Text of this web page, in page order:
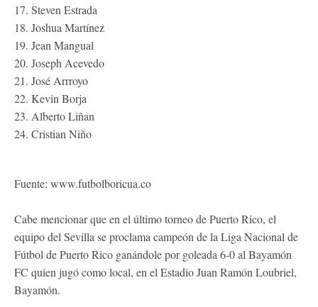
17. Steven Estrada
18. Joshua Martínez
19. Jean Mangual
20. Joseph Acevedo
21. José Arrroyo
22. Kevin Borja
23. Alberto Liñan
24. Cristian Niño
Fuente: www.futbolboricua.co
Cabe mencionar que en el último torneo de Puerto Rico, el
equipo del Sevilla se proclama campeón de la Liga Nacional de
Fútbol de Puerto Rico ganándole por goleada 6-0 al Bayamón
FC quien jugó como local, en el Estadio Juan Ramón Loubriel,
Bayamón.